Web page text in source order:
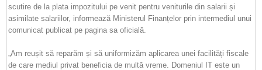
scutire de la plata impozitului pe venit pentru veniturile din salarii și
asimilate salariilor, informează Ministerul Finanțelor prin intermediul unui
comunicat publicat pe pagina sa oficială.
„Am reușit să reparăm și să uniformizăm aplicarea unei facilități fiscale
de care mediul privat beneficia de multă vreme. Domeniul IT este un